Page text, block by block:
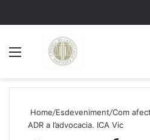
Home/Esdeveniment/Com
ADR a l’advocacia. ICA Vic